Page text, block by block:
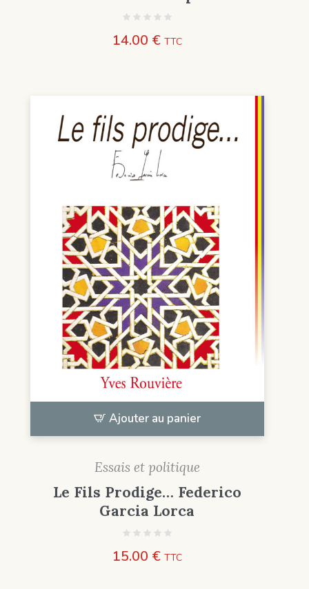
14.00 € TTC
Ajouter au panier
Essais et politique
Le Fils Prodige… Federico
Garcia Lorca
15.00 € TTC